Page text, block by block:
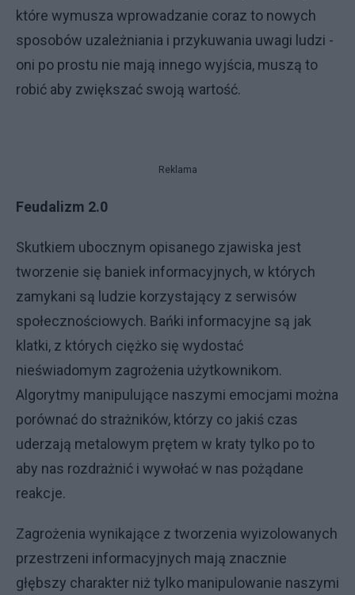
które wymusza wprowadzanie coraz to nowych
sposobów uzależniania i przykuwania uwagi ludzi -
oni po prostu nie mają innego wyjścia, muszą to
robić aby zwiększać swoją wartość.
Reklama
Feudalizm 2.0
Skutkiem ubocznym opisanego zjawiska jest
tworzenie się baniek informacyjnych, w których
zamykani są ludzie korzystający z serwisów
społecznościowych. Bańki informacyjne są jak
klatki, z których ciężko się wydostać
nieświadomym zagrożenia użytkownikom.
Algorytmy manipulujące naszymi emocjami można
porównać do strażników, którzy co jakiś czas
uderzają metalowym prętem w kraty tylko po to
aby nas rozdrażnić i wywołać w nas pożądane
reakcje.
Zagrożenia wynikające z tworzenia wyizolowanych
przestrzeni informacyjnych mają znacznie
głębszy charakter niż tylko manipulowanie naszymi